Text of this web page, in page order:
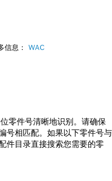
信息： WAC
零件号清晰地识别。请确保
号相匹配。如果以下零件号与
件目录直接搜索您需要的零